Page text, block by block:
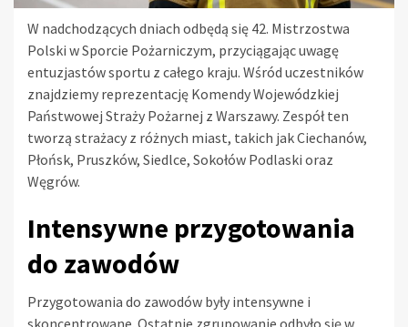
W nadchodzących dniach odbędą się 42. Mistrzostwa
Polski w Sporcie Pożarniczym, przyciągając uwagę
entuzjastów sportu z całego kraju. Wśród uczestników
znajdziemy reprezentację Komendy Wojewódzkiej
Państwowej Straży Pożarnej z Warszawy. Zespół ten
tworzą strażacy z różnych miast, takich jak Ciechanów,
Płońsk, Pruszków, Siedlce, Sokołów Podlaski oraz
Węgrów.
Intensywne przygotowania
do zawodów
Przygotowania do zawodów były intensywne i
skoncentrowane. Ostatnie zgrupowanie odbyło się w